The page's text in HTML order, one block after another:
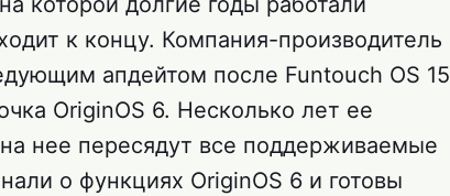
к концу. Компания-производитель
апдейтом после Funtouch OS 15
OriginOS 6. Несколько лет ее
нее пересядут все поддерживаемые
о функциях OriginOS 6 и готовы